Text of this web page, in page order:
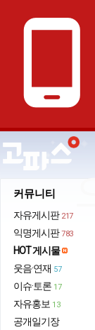
phone_android
커뮤니티
자유게시판 217
익명게시판 783
HOT 게시물
웃음·연재 57
이슈·토론 17
자유홍보 13
공개일기장